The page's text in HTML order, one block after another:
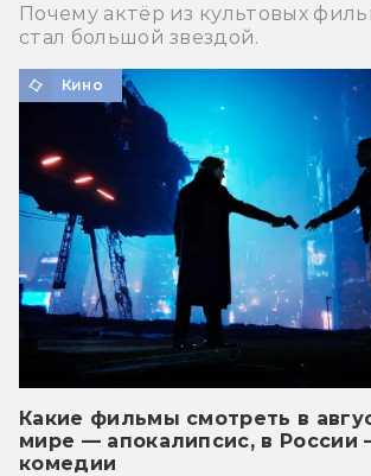
Почему актёр из культовых
стал большой звездой.
Кино
Какие фильмы смотреть в
мире — апокалипсис, в России
комедии